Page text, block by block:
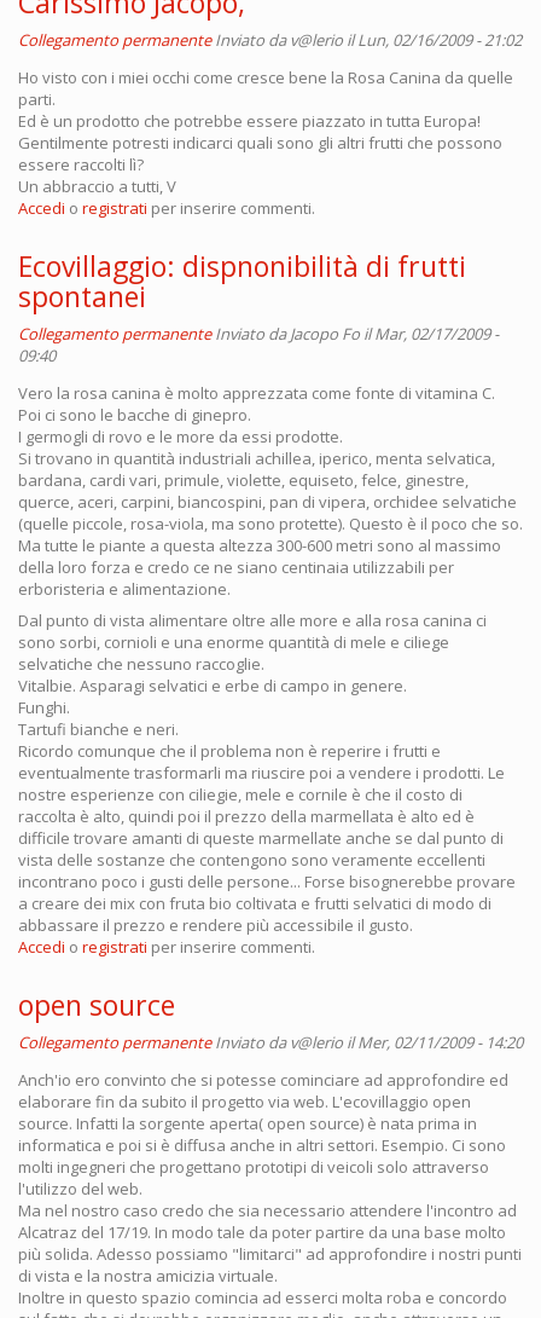
Collegamento permanente Inviato dav@lerio il Lun, 02/16/2009 - 21:02
Ho visto con i miei occhi come cresce bene la Rosa Canina da quelle
parti.
Ed è un prodotto che potrebbe essere piazzato in tutta Europa!
Gentilmente potresti indicarci quali sono gli altri frutti che possono
essere raccolti lì?
Un abbraccio a tutti, V
Accedi o registrati per inserire commenti.
Ecovillaggio: dispnonibilità di frutti
spontanei
Collegamento permanente Inviato daJacopo Fo il Mar, 02/17/2009 -
09:40
Vero la rosa canina è molto apprezzata come fonte di vitamina C.
Poi ci sono le bacche di ginepro.
I germogli di rovo e le more da essi prodotte.
Si trovano in quantità industriali achillea, iperico, menta selvatica,
bardana, cardi vari, primule, violette, equiseto, felce, ginestre,
querce, aceri, carpini, biancospini, pan di vipera, orchidee selvatiche
(quelle piccole, rosa-viola, ma sono protette). Questo è il poco che so.
Ma tutte le piante a questa altezza 300-600 metri sono al massimo
della loro forza e credo ce ne siano centinaia utilizzabili per
erboristeria e alimentazione.
Dal punto di vista alimentare oltre alle more e alla rosa canina ci
sono sorbi, cornioli e una enorme quantità di mele e ciliege
selvatiche che nessuno raccoglie.
Vitalbie. Asparagi selvatici e erbe di campo in genere.
Funghi.
Tartufi bianche e neri.
Ricordo comunque che il problema non è reperire i frutti e
eventualmente trasformarli ma riuscire poi a vendere i prodotti. Le
nostre esperienze con ciliegie, mele e cornile è che il costo di
raccolta è alto, quindi poi il prezzo della marmellata è alto ed è
difficile trovare amanti di queste marmellate anche se dal punto di
vista delle sostanze che contengono sono veramente eccellenti
incontrano poco i gusti delle persone... Forse bisognerebbe provare
a creare dei mix con fruta bio coltivata e frutti selvatici di modo di
abbassare il prezzo e rendere più accessibile il gusto.
Accedi o registrati per inserire commenti.
open source
Collegamento permanente Inviato dav@lerio il Mer, 02/11/2009 - 14:20
Anch'io ero convinto che si potesse cominciare ad approfondire ed
elaborare fin da subito il progetto via web. L'ecovillaggio open
source. Infatti la sorgente aperta( open source) è nata prima in
informatica e poi si è diffusa anche in altri settori. Esempio. Ci sono
molti ingegneri che progettano prototipi di veicoli solo attraverso
l'utilizzo del web.
Ma nel nostro caso credo che sia necessario attendere l'incontro ad
Alcatraz del 17/19. In modo tale da poter partire da una base molto
più solida. Adesso possiamo "limitarci" ad approfondire i nostri punti
di vista e la nostra amicizia virtuale.
Inoltre in questo spazio comincia ad esserci molta roba e concordo